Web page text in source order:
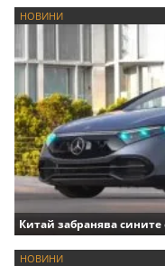
НОВИНИ
Китай забранява
НОВИНИ